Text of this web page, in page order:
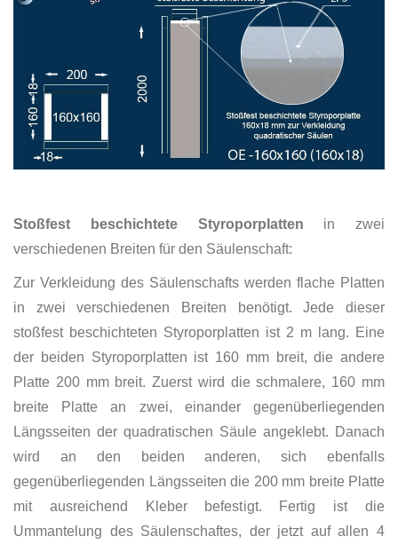
Stoßfest beschichtete Styroporplatten in zwei
verschiedenen Breiten für den Säulenschaft:
Zur Verkleidung des Säulenschafts werden flache Platten
in zwei verschiedenen Breiten benötigt. Jede dieser
stoßfest beschichteten Styroporplatten ist 2 m lang. Eine
der beiden Styroporplatten ist 160 mm breit, die andere
Platte 200 mm breit. Zuerst wird die schmalere, 160 mm
breite Platte an zwei, einander gegenüberliegenden
Längsseiten der quadratischen Säule angeklebt. Danach
wird an den beiden anderen, sich ebenfalls
gegenüberliegenden Längsseiten die 200 mm breite Platte
mit ausreichend Kleber befestigt. Fertig ist die
Ummantelung des Säulenschaftes, der jetzt auf allen 4